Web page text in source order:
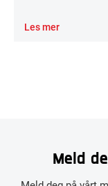
Les mer
Meld